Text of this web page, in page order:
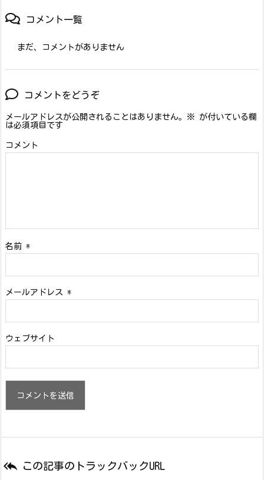
コメント一覧
まだ、コメントがありません
コメントをどうぞ
メールアドレスが公開されることはありません。 ※ が付いている欄
は必須項目です
コメント
名前 *
メールアドレス *
ウェブサイト
 この記事のトラックバックURL